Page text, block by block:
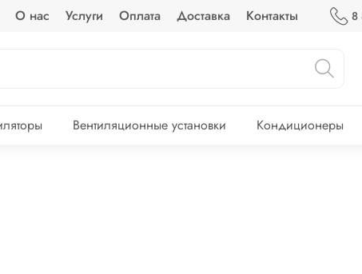
О нас Услуги Оплата Доставка Контакты 8
Вентиляционные установки Кондиционеры